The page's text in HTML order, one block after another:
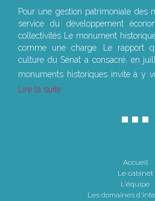
Pour une gestion patrimoniale des
service du développement
collectivités Le monument
comme une charge. Le rapport
culture du Sénat a consacré, en
monuments historiques invite à y
Lire la suite
Accueil
Le cabinet
L'équipe
Les domaines